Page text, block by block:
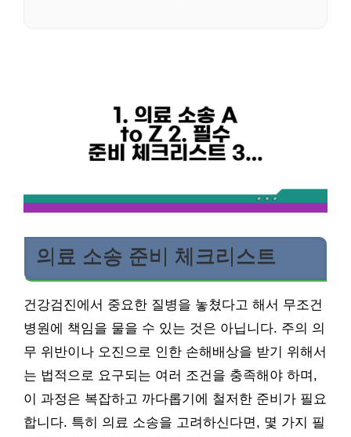
의료 소송 준비 체크리스트
건강검진에서 중요한 질병을 놓쳤다고 해서 무조건
병원에 책임을 물을 수 있는 것은 아닙니다. 주의 의
무 위반이나 오진으로 인한 손해배상을 받기 위해서
는 법적으로 요구되는 여러 조건을 충족해야 하며,
이 과정은 복잡하고 까다롭기에 철저한 준비가 필요
합니다. 특히 의료 소송을 고려하신다면, 몇 가지 필